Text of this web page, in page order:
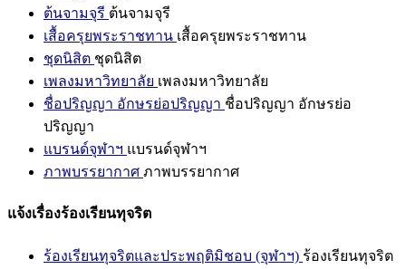
ต้นจามจุรี ต้นจามจุรี
เสื้อครุยพระราชทาน เสื้อครุยพระราชทาน
ชุดนิสิต ชุดนิสิต
เพลงมหาวิทยาลัย เพลงมหาวิทยาลัย
ชื่อปริญญา อักษรย่อปริญญา ชื่อปริญญา อักษรย่อ
ปริญญา
แบรนด์จุฬาฯ แบรนด์จุฬาฯ
ภาพบรรยากาศ ภาพบรรยากาศ
แจ้งเรื่องร้องเรียนทุจริต
ร้องเรียนทุจริตและประพฤติมิชอบ (จุฬาฯ) ร้องเรียนทุจริต